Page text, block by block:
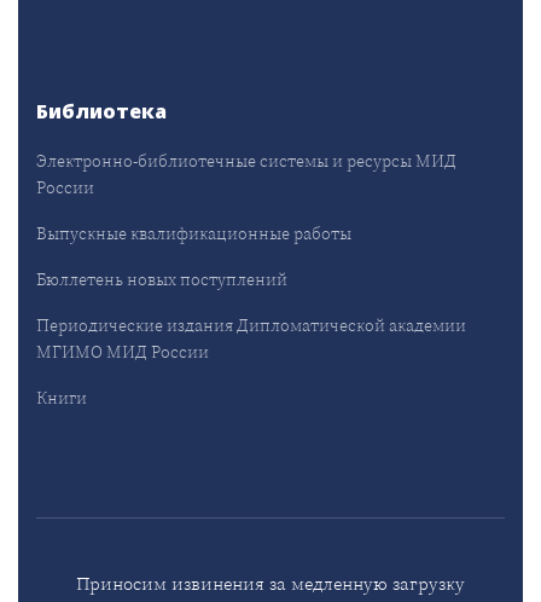
Библиотека
Электронно-библиотечные системы и ресурсы МИД
России
Выпускные квалификационные работы
Бюллетень новых поступлений
Периодические издания Дипломатической академии
МГИМО МИД России
Книги
Приносим извинения за медленную загрузку